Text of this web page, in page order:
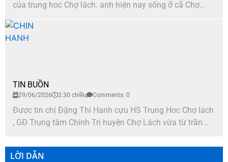
của trung hoc Chợ lách. anh hiện nay sống ỡ cã Chợ...
TIN BUỒN
29/06/2026 2:30 chiều Comments: 0
Được tin chị Đặng Thi Hanh cựu HS Trung Hoc Chợ lách
, GĐ Trung tâm Chính Trị huyện Chợ Lách vừa từ trần...
LỜI DẪN